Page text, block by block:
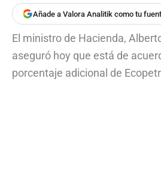
Añade a Valora Analitik como tu
El ministro de Hacienda,
aseguró hoy que está de
porcentaje adicional de